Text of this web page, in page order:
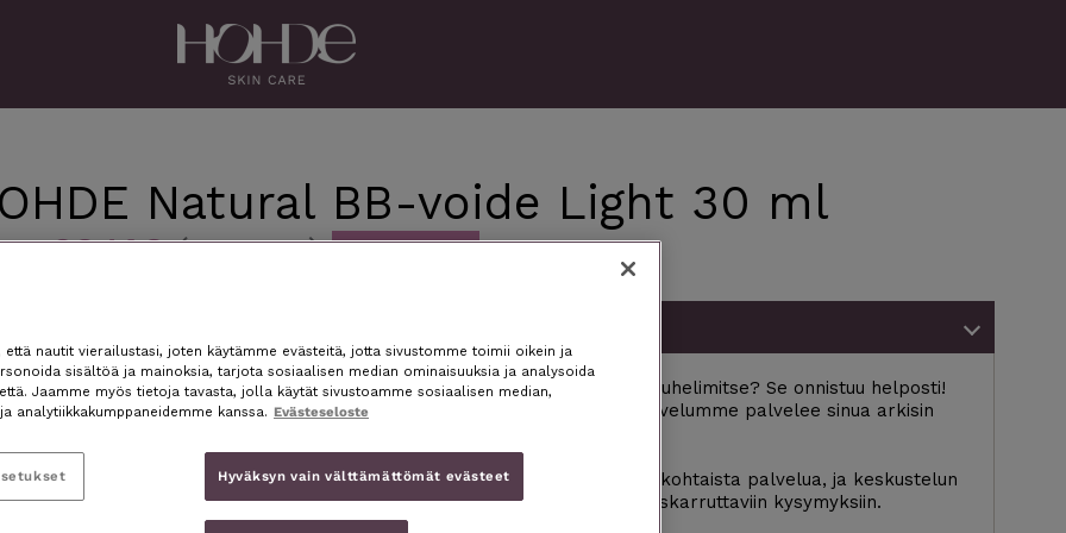
Natural BB-voide Light 30 ml
28,14€ (93,80€) Ale -70%
pv alhaisin hinta: 28,14 € 1. lähetys, 54,90 € jatkolähetykset)
Light 30 ml. Jatkossa
välein.
hinta 54,90 €
Haluatko tehdä tilauksen mieluummin puhelimitse? Se onnistuu helposti!
Maksuton ja suomenkielinen asiakaspalvelumme palvelee sinua arkisin
Soita ja tee tuotteen tilaus, saat henkilökohtaista palvelua, ja keskustelun
aikana saat vastaukset myös mieltäsi askarruttaviin kysymyksiin.
että nautit vierailustasi, joten käytämme evästeitä, jotta sivustomme toimii oikein ja
sisältöä ja mainoksia, tarjota sosiaalisen median ominaisuuksia ja analysoida
Jaamme myös tietoja tavasta, jolla käytät sivustoamme sosiaalisen median,
analytiikkakumppaneidemme kanssa. Evästeseloste
Hyväksyn vain välttämättömät evästeet